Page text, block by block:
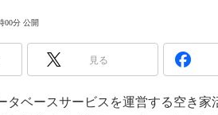
00分 公開
見る
ベースサービスを運営する空き家